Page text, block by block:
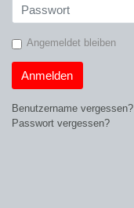
Angemeldet bleiben
Anmelden
Benutzername vergessen?
Passwort vergessen?